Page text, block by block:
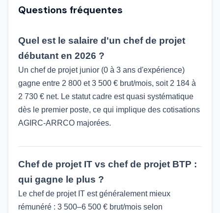
Questions fréquentes
Quel est le salaire d'un chef de projet
débutant en 2026 ?
Un chef de projet junior (0 à 3 ans d'expérience)
gagne entre 2 800 et 3 500 € brut/mois, soit 2 184 à
2 730 € net. Le statut cadre est quasi systématique
dès le premier poste, ce qui implique des cotisations
AGIRC-ARRCO majorées.
Chef de projet IT vs chef de projet BTP :
qui gagne le plus ?
Le chef de projet IT est généralement mieux
rémunéré : 3 500–6 500 € brut/mois selon